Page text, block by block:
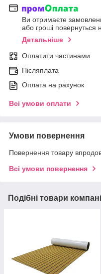
Ви отримаєте
або гроші повернуться
Детальніше
Оплатити частинами
Післяплата
Оплата на рахунок
Всі умови оплати
Умови повернення
Повернення товару
Всі умови повернення
Подібні товари